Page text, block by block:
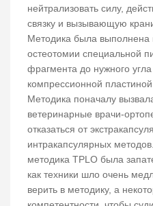
нейтрализовать силу,
связку и вызывающую
Методика была
остеотомии специальной
фрагмента до нужного
компрессионной
Методика поначалу
ветеринарные врачи-
отказаться от
интракапсулярных
методика TPLO была
как техники шло очень
верить в методику, а